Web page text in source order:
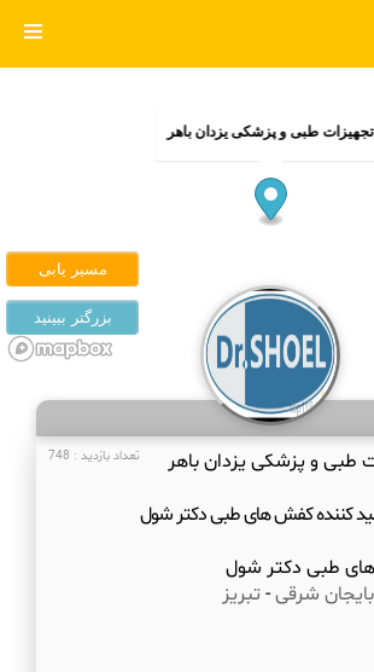
تجهیزات طبی و پزشکی یزدان باهر
تعداد بازدید : 748
طبی و پزشکی یزدان باهر
کننده کفش های طبی دکتر شول
طبی دکتر شول
شرقی- تبریز